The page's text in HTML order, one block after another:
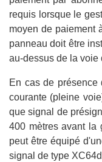
requis lorsque le
moyen de paiement
panneau doit être
au-dessus de la voie
En cas de présence
courante (pleine
que signal de
400 mètres avant la
peut être équipé
signal de type